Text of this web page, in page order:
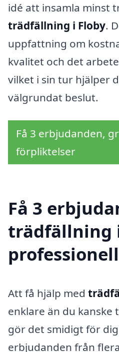
idé att insamla minst
trädfällning i Floby.
uppfattning om
kvalitet och det
vilket i sin tur hjälper
välgrundat beslut.
Få 3 erbjudanden,
förpliktelser
Få 3
trädfällning
Att få hjälp med
enklare än du kanske
gör det smidigt för
erbjudanden från